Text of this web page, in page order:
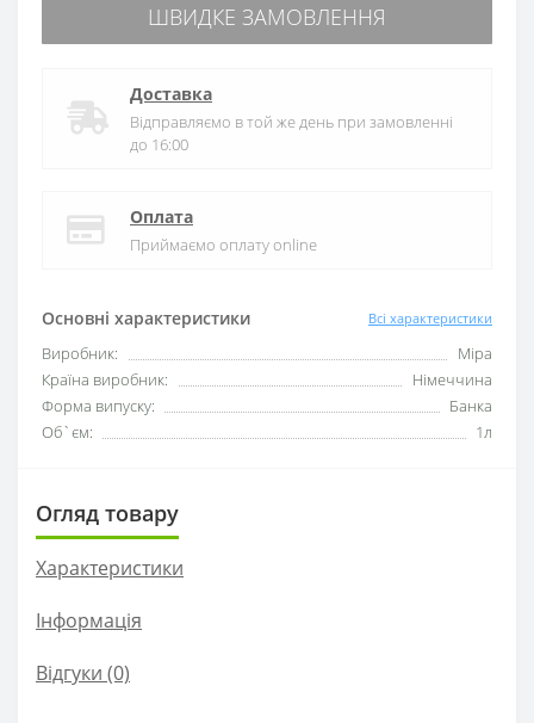
Основні характеристики Всі характеристики
Виробник:
Mipa
Країна виробник:
Німеччина
Форма випуску:
Банка
Об`єм:
1л
ШВИДКЕ ЗАМОВЛЕННЯ
Доставка
Відправляємо в той же день при замовленні
до 16:00
Оплата
Приймаємо оплату online
Огляд товару
Характеристики
Інформація
Відгуки (0)